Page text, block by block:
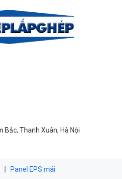
Bắc, Thanh Xuân, Hà Nội
Panel EPS mái